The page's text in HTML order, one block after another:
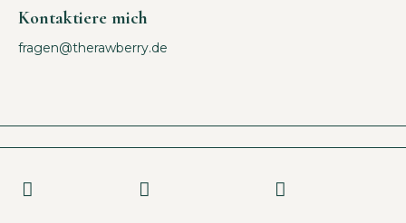
Kontaktiere mich
fragen@therawberry.de